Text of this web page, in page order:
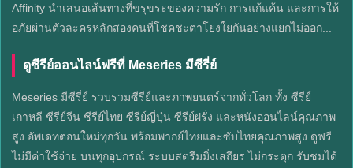
Affinity นำเสนอเส้นทางที่ขรุขระของความรัก การแก้แค้น และการให้
อภัยผ่านตัวละครหลักสองคนที่โชคชะตาโยงใยกันอย่างแยกไม่ออก...
ดูซีรีย์ออนไลน์ฟรีที่ Meseries มีซีรี่ย์
Meseries มีซีรี่ย์ รวบรวมซีรีย์และภาพยนตร์จากทั่วโลก ทั้ง ซีรีย์
เกาหลี ซีรีย์จีน ซีรีย์ไทย ซีรีย์ญี่ปุ่น ซีรีย์ฝรั่ง และหนังออนไลน์คุณภาพ
สูง อัพเดทตอนใหม่ทุกวัน พร้อมพากย์ไทยและซับไทยคุณภาพสูง ดูฟรี
ไม่มีค่าใช้จ่าย บนทุกอุปกรณ์ ระบบสตรีมมิ่งเสถียร ไม่กระตุก รับชมได้